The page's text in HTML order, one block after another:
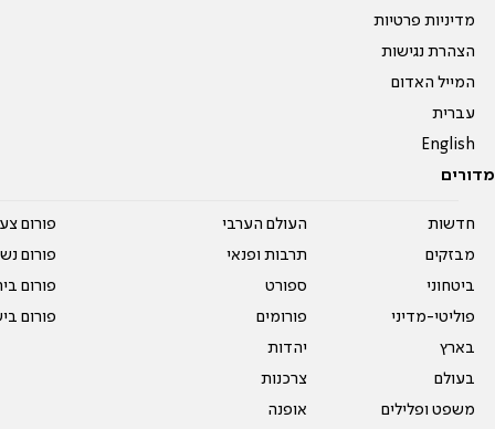
מדיניות פרטיות
הצהרת נגישות
המייל האדום
עברית
English
מדורים
חדשות
מבזקים
ביטחוני
פוליטי-מדיני
בארץ
בעולם
משפט ופלילים
העולם הערבי
תרבות ופנאי
ספורט
פורומים
יהדות
צרכנות
אופנה
פורום
פורום
פורום
פורום